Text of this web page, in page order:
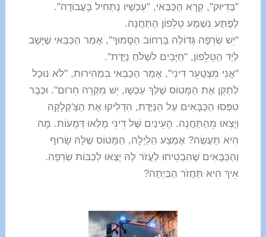
"בְּדִיּוּק", קָרָא הַכַּבַּאי, "עַכְשָׁיו נַתְחִיל בָּעֲבוֹדָה".
לְפֶתַע נִשְׁמַע טֵלֵפוֹן הַתַּחֲנָה.
"יֵשׁ שְׂרֵפָה גְּדוֹלָה בָּרְחוֹב הַסָּמוּךְ", אָמַר הַכַּבַּאי שֶׁיָּשַׁב
לְיַד הַטֵּלֵפוֹן, "חַיָּבִים לִשְׁלֹחַ נַיֶּדֶת".
"אֲנִי מִצְטַעֵר דִּינִי", אָמַר הַכַּבַּאי בִּמְהִירוּת, "לֹא נוּכַל
לְתַקֵּן אֶת הַמָּטוֹס שֶׁלְּךָ עַכְשָׁו, יֵשׁ מִקְרֵה חֵרוּם". וּכְבָר
טִפְּסוּ הַכַּבָּאִים עַל הַנַּיֶּדֶת, הִדְלִיקוּ אֶת הַצַּ'קְלָקָה
וְיָצְאוּ מֵהַתַּחֲנָה. הָעֵינַיִם שֶׁל דִּינִי מָלְאוּ דְּמָעוֹת. מָה
הִיא תַּעֲשֶׂה? אֶמְצַע הַלַּיְלָה, הַמָּטוֹס שֶׁלָּהּ שָׂרוּף
וְהַכַּבָּאִים שֶׁהִבְטִיחוּ לַעֲזֹר לָהּ יָצְאוּ לְכַבּוֹת שְׂרֵפָה.
אֵיךְ הִיא תַּחֲזֹר הַבַּיְתָה?